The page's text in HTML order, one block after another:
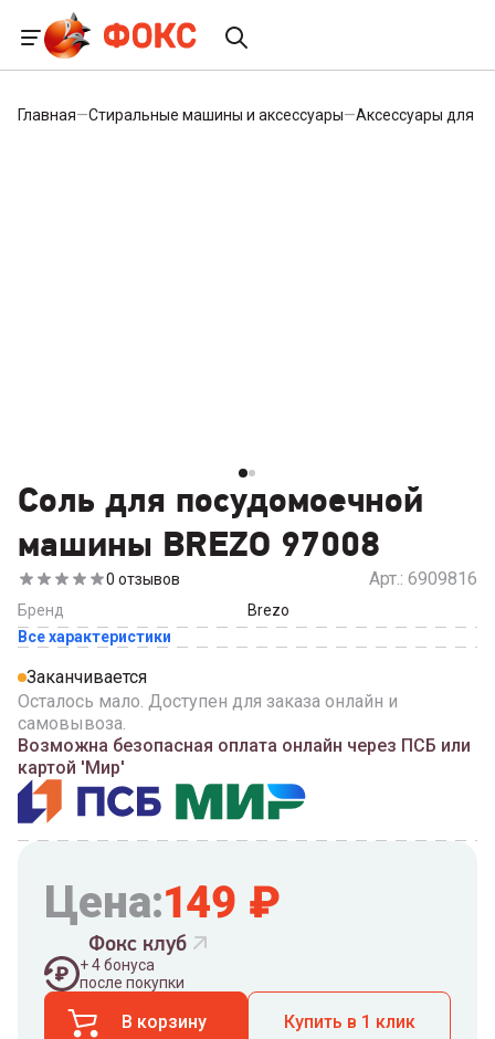
Главная—Стиральные машины и аксессуары—Аксессуары для
Соль для посудомоечной
машины BREZO 97008
0 отзывов Арт.: 6909816
Бренд
Brezo
Все характеристики
Заканчивается
Осталось мало. Доступен для заказа онлайн и
самовывоза.
Возможна безопасная оплата онлайн через ПСБ или
картой 'Мир'
Цена:149 ₽
Фокс клуб
+4бонуса
после покупки
В корзину Купить в 1 клик